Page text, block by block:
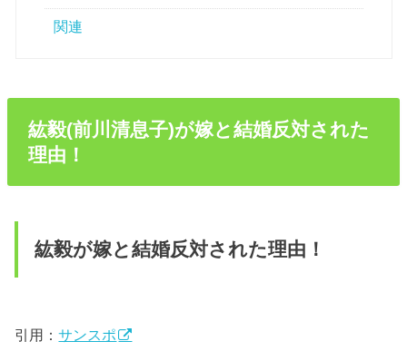
関連
紘毅(前川清息子)が嫁と結婚反対された
理由！
紘毅が嫁と結婚反対された理由！
引用：サンスポ